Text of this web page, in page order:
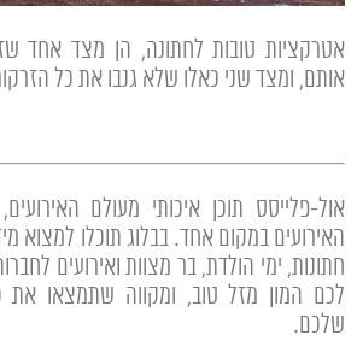
אטרקציות טובות לחתונה, הן מצד אחד
אותם, ומצד שני כאלו שלא גנבו את כל
אול-פלייסס תוכן איכותי מעולם
האירועים במקום אחד. בבלוג תוכלו למצוא
חתונות, ימי הולדת, בר מצוות ואירועים
לכם המון מזל טוב, ומקווה שתמצאו את
שלכם.